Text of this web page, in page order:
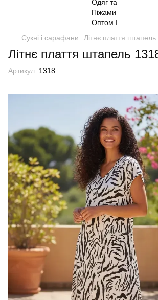
Сукні і сарафани Літнє плаття
Літнє плаття штапель
Артикул: 1318